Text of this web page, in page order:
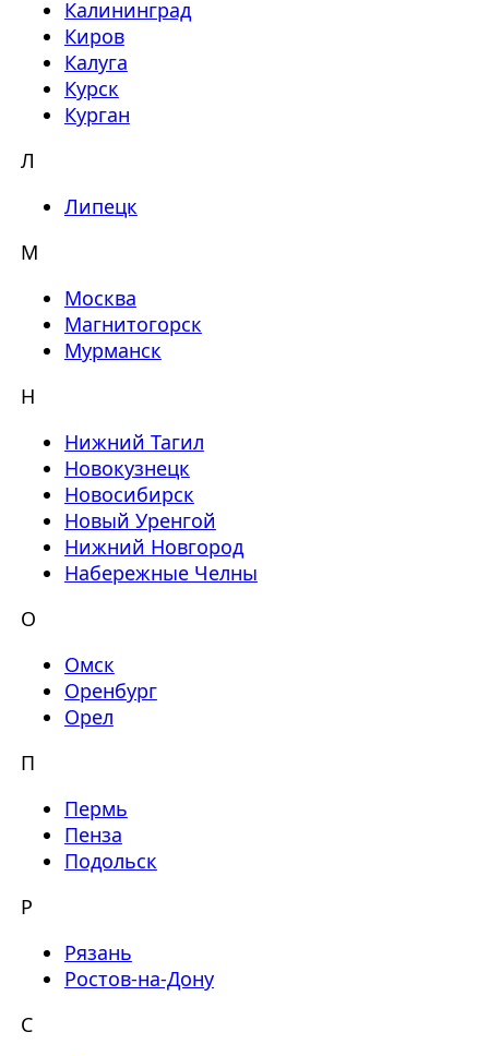
Калининград
Киров
Калуга
Курск
Курган
Л
Липецк
М
Москва
Магнитогорск
Мурманск
Н
Нижний Тагил
Новокузнецк
Новосибирск
Новый Уренгой
Нижний Новгород
Набережные Челны
О
Омск
Оренбург
Орел
П
Пермь
Пенза
Подольск
Р
Рязань
Ростов-на-Дону
С